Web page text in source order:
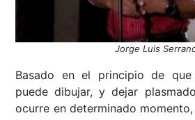
Jorge Luis
Basado en el principio de que
puede dibujar, y dejar
ocurre en determinado